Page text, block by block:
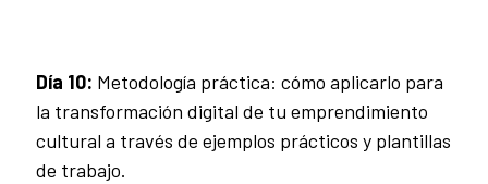
Día 10: Metodología práctica: cómo aplicarlo para
la transformación digital de tu emprendimiento
cultural a través de ejemplos prácticos y plantillas
de trabajo.